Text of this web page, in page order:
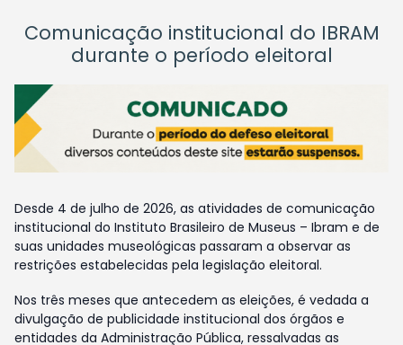
Comunicação institucional do IBRAM
durante o período eleitoral
Desde 4 de julho de 2026, as atividades de comunicação
institucional do Instituto Brasileiro de Museus – Ibram e de
suas unidades museológicas passaram a observar as
restrições estabelecidas pela legislação eleitoral.
Nos três meses que antecedem as eleições, é vedada a
divulgação de publicidade institucional dos órgãos e
entidades da Administração Pública, ressalvadas as